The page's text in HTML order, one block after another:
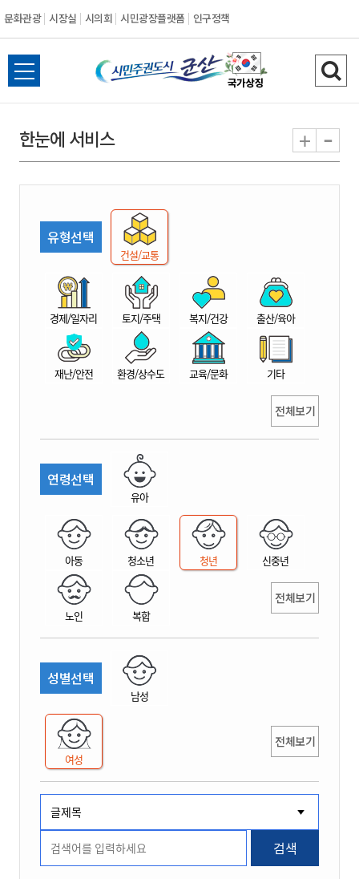
문화관광 시장실 시의회 시민광장플랫폼 인구정책
시
민
권
도
시
산
전
체
뉴
열
검
색
기
한눈에 서비스 + -
유형선택
건설/교통
경제/일자리 토지/주택 복지/건강 출산/육아
재난/안전 환경/상수도 교육/문화 기타
전체보기
연령선택
유아
아동 청소년 청년 신중년
노인 복합
전체보기
성별선택
남성
여성
전체보기
검색